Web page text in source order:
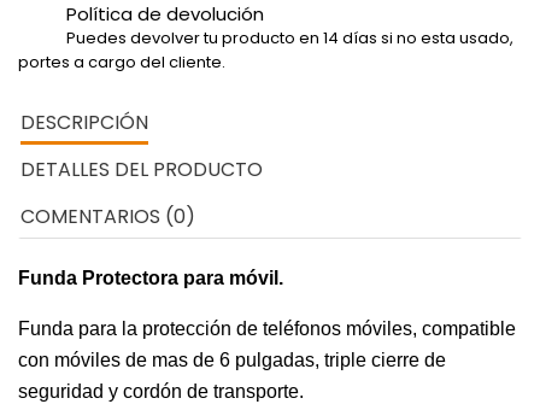
Política de devolución
Puedes devolver tu producto en 14 días si no esta usado,
portes a cargo del cliente.
DESCRIPCIÓN
DETALLES DEL PRODUCTO
COMENTARIOS (0)
Funda Protectora para móvil.
Funda para la protección de teléfonos móviles, compatible
con móviles de mas de 6 pulgadas, triple cierre de
seguridad y cordón de transporte.